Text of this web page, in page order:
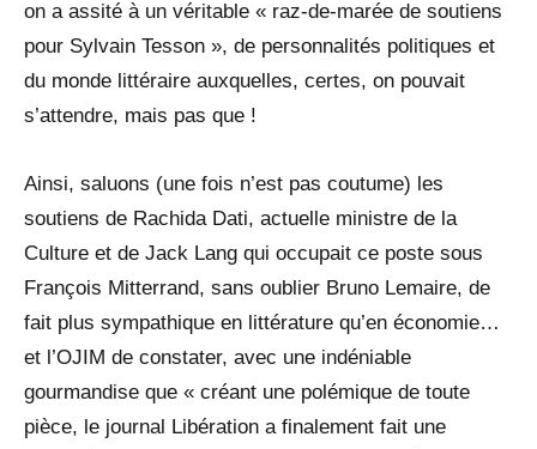
on a assité à un véritable « raz-de-marée de soutiens
pour Sylvain Tesson », de personnalités politiques et
du monde littéraire auxquelles, certes, on pouvait
s’attendre, mais pas que !
Ainsi, saluons (une fois n’est pas coutume) les
soutiens de Rachida Dati, actuelle ministre de la
Culture et de Jack Lang qui occupait ce poste sous
François Mitterrand, sans oublier Bruno Lemaire, de
fait plus sympathique en littérature qu’en économie…
et l’OJIM de constater, avec une indéniable
gourmandise que « créant une polémique de toute
pièce, le journal Libération a finalement fait une